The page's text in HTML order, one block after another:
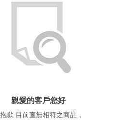
親愛的客戶您好
歉 目前查無相符之商品，